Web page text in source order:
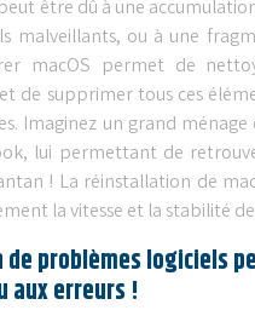
être dû à une
malveillants, ou à une
macOS permet de
de supprimer tous ces
Imaginez un grand
lui permettant de
! La réinstallation de
la vitesse et la stabilité
de problèmes logiciels
aux erreurs !